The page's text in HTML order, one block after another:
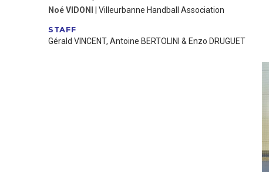
Noé VIDONI
| Villeurbanne Handball Association
STAFF
Gérald VINCENT, Antoine BERTOLINI & Enzo DRUGUET